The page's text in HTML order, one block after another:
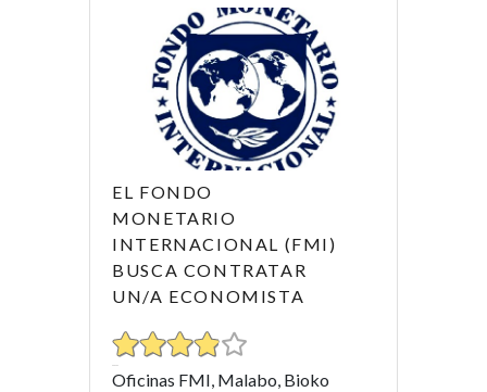
EL FONDO
MONETARIO
INTERNACIONAL (FMI)
BUSCA CONTRATAR
UN/A ECONOMISTA
Oficinas FMI, Malabo, Bioko